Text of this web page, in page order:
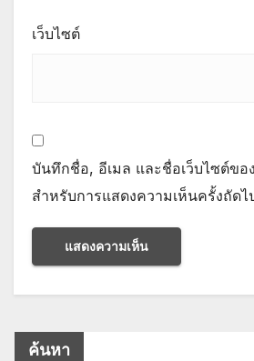
เว็บไซต์
บันทึกชื่อ, อีเมล และชื่อเว็บไซต์ขอ
สำหรับการแสดงความเห็นครั้งถัดไ
ค้นหา